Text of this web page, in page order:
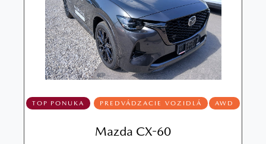
TOP PONUKA PREDVÁDZACIE VOZIDLÁ AWD
Mazda CX-60